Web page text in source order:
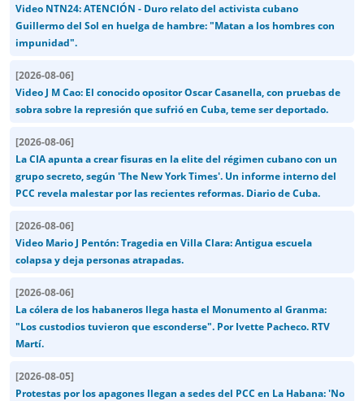
Video NTN24: ATENCIÓN - Duro relato del activista cubano
Guillermo del Sol en huelga de hambre: "Matan a los hombres con
impunidad".
[2026-08-06]
Video J M Cao: El conocido opositor Oscar Casanella, con pruebas de
sobra sobre la represión que sufrió en Cuba, teme ser deportado.
[2026-08-06]
La CIA apunta a crear fisuras en la elite del régimen cubano con un
grupo secreto, según 'The New York Times'. Un informe interno del
PCC revela malestar por las recientes reformas. Diario de Cuba.
[2026-08-06]
Video Mario J Pentón: Tragedia en Villa Clara: Antigua escuela
colapsa y deja personas atrapadas.
[2026-08-06]
La cólera de los habaneros llega hasta el Monumento al Granma:
"Los custodios tuvieron que esconderse". Por Ivette Pacheco. RTV
Martí.
[2026-08-05]
Protestas por los apagones llegan a sedes del PCC en La Habana: 'No